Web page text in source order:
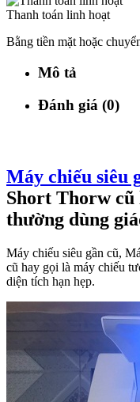
Thanh toán linh hoạt
Bằng tiền mặt hoặc
Mô tả
Đánh giá (0)
Máy chiếu siêu
Short Thorw cũ
thường dùng
Máy chiếu siêu gần cũ,
cũ hay gọi là máy chiếu
diện tích hạn hẹp.